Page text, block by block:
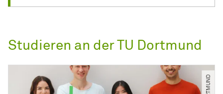
Studieren an der TU Dortmund